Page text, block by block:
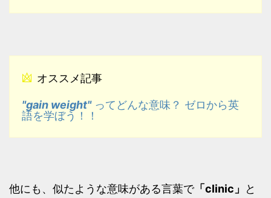
オススメ記事
"gain weight"ってどんな意味？ ゼロから英
語を学ぼう！！
他にも、似たような意味がある言葉で「clinic」
と